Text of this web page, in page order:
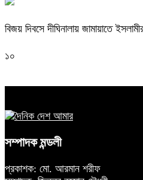
বিজয় দিবসে দীঘিনালায় জামায়াতে
১০
সম্পাদক মন্ডলী
প্রকাশক: মো. আরমান শরীফ